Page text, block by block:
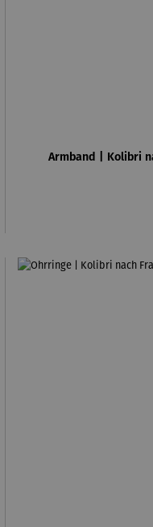
Armband | Kolibri